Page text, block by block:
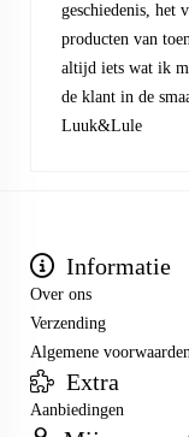
geschiedenis, het
producten van
altijd iets wat ik
de klant in de
Luuk&Lule
Informatie
Over ons
Verzending
Algemene
Extra
Aanbiedingen